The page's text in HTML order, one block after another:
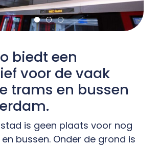
biedt een
voor de vaak
trams en bussen
is geen plaats voor nog
bussen. Onder de grond is